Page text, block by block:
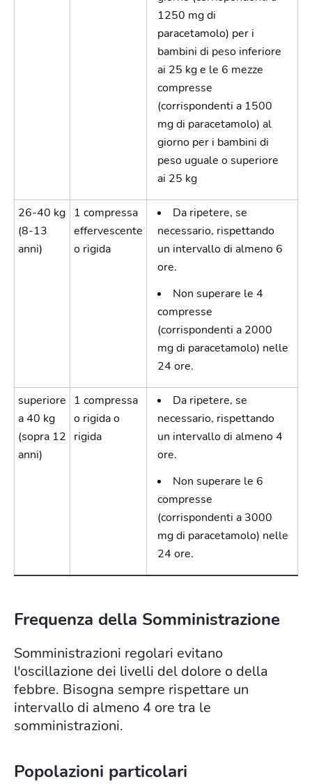
1250 mg di
paracetamolo) per i
bambini di peso inferiore
ai 25 kg e le 6 mezze
compresse
(corrispondenti a 1500
mg di paracetamolo) al
giorno per i bambini di
peso uguale o superiore
ai 25 kg
26-40 kg
(8-13
anni)
1 compressa
effervescente
o rigida
Da ripetere, se
necessario, rispettando
un intervallo di almeno 6
ore.
Non superare le 4
compresse
(corrispondenti a 2000
mg di paracetamolo) nelle
24 ore.
superiore
a 40 kg
(sopra 12
anni)
1 compressa
o rigida o
rigida
Da ripetere, se
necessario, rispettando
un intervallo di almeno 4
ore.
Non superare le 6
compresse
(corrispondenti a 3000
mg di paracetamolo) nelle
24 ore.
Frequenza della Somministrazione
Somministrazioni regolari evitano
l'oscillazione dei livelli del dolore o della
febbre. Bisogna sempre rispettare un
intervallo di almeno 4 ore tra le
somministrazioni.
Popolazioni particolari